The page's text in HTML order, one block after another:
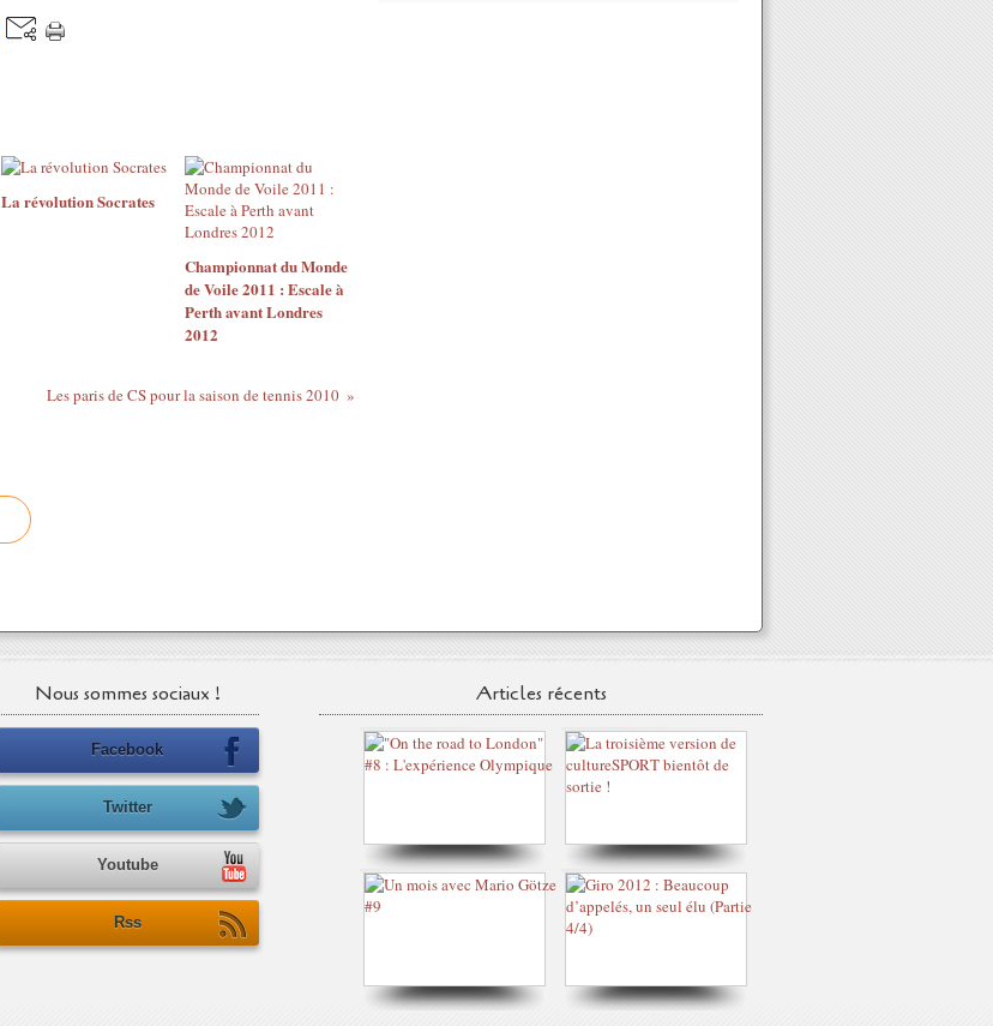
La révolution Socrates
Championnat du Monde
de Voile 2011 : Escale à
Perth avant Londres
2012
Les paris de CS pour la saison de tennis 2010
Nous sommes sociaux !
Facebook
Twitter
Youtube
Rss
Articles récents